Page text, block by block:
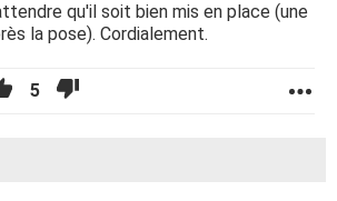
qu'il soit bien mis en place (une
la pose). Cordialement.
5